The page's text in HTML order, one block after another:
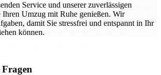
Service und unserer zuverlässigen
Ihren Umzug mit Ruhe genießen. Wir
damit Sie stressfrei und entspannt in Ihr
können.